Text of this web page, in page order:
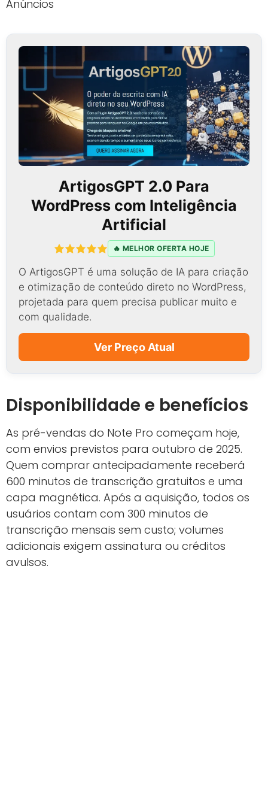
Anúncios
ArtigosGPT 2.0 Para
WordPress com Inteligência
Artificial
🔥 MELHOR OFERTA HOJE
O ArtigosGPT é uma solução de IA para criação
e otimização de conteúdo direto no WordPress,
projetada para quem precisa publicar muito e
com qualidade.
Ver Preço Atual
Disponibilidade e benefícios
As pré-vendas do Note Pro começam hoje,
com envios previstos para outubro de 2025.
Quem comprar antecipadamente receberá
600 minutos de transcrição gratuitos e uma
capa magnética. Após a aquisição, todos os
usuários contam com 300 minutos de
transcrição mensais sem custo; volumes
adicionais exigem assinatura ou créditos
avulsos.